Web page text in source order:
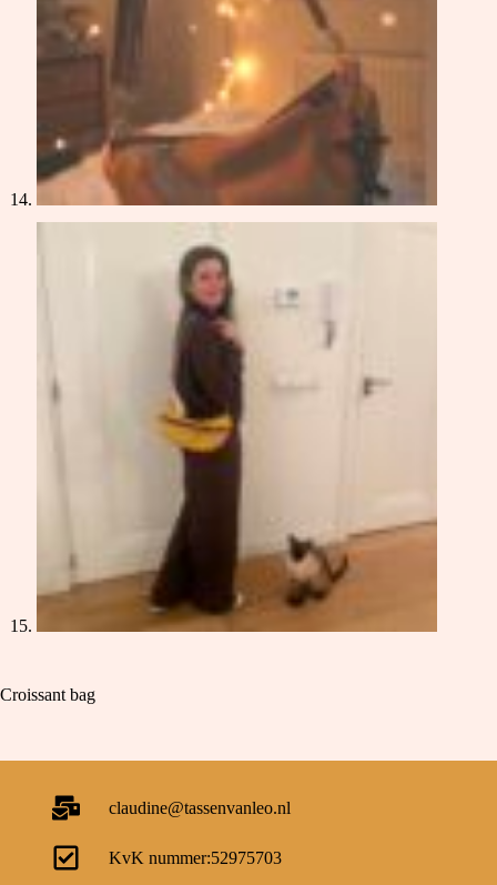
Croissant bag
claudine@tassenvanleo.nl
KvK nummer:52975703